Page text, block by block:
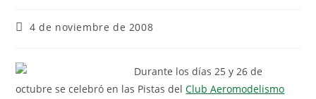
4 de noviembre de 2008
Durante los días 25 y 26 de
octubre se celebró en las Pistas delClub Aeromodelismo